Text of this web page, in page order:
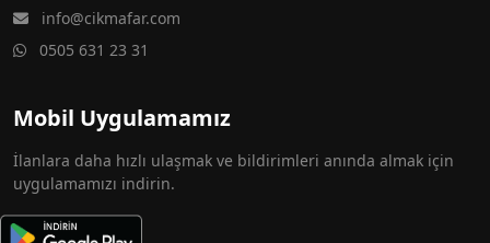
info@cikmafar.com
0505 631 23 31
Mobil Uygulamamız
İlanlara daha hızlı ulaşmak ve bildirimleri anında almak için
uygulamamızı indirin.